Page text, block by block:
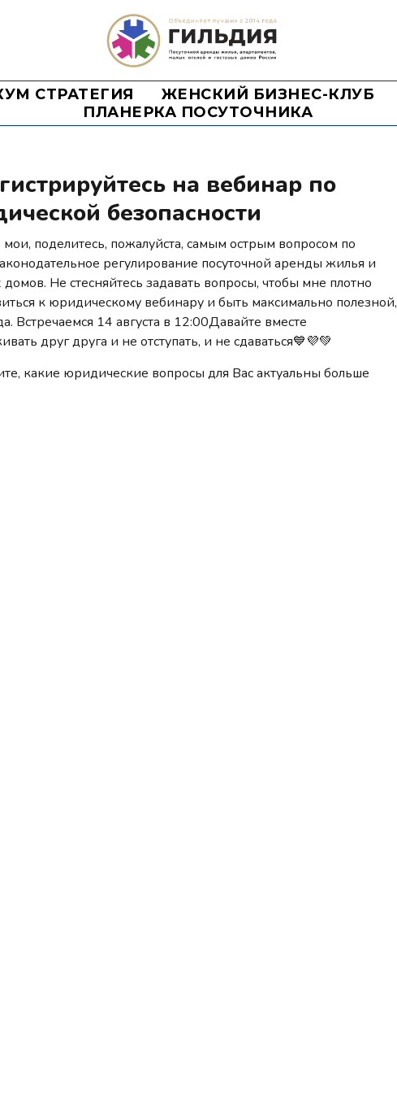
СТРАТЕГИЯ ЖЕНСКИЙ БИЗНЕС-КЛУБ
ПЛАНЕРКА ПОСУТОЧНИКА
на вебинар по
безопасности
поделитесь, пожалуйста, самым острым вопросом по
регулирование посуточной аренды жилья и
домов. Не стесняйтесь задавать вопросы, чтобы мне плотно
к юридическому вебинару и быть максимально полезной,
Встречаемся 14 августа в 12:00Давайте вместе
друг друга и не отступать, и не сдаваться💙💜💚
какие юридические вопросы для Вас актуальны больше